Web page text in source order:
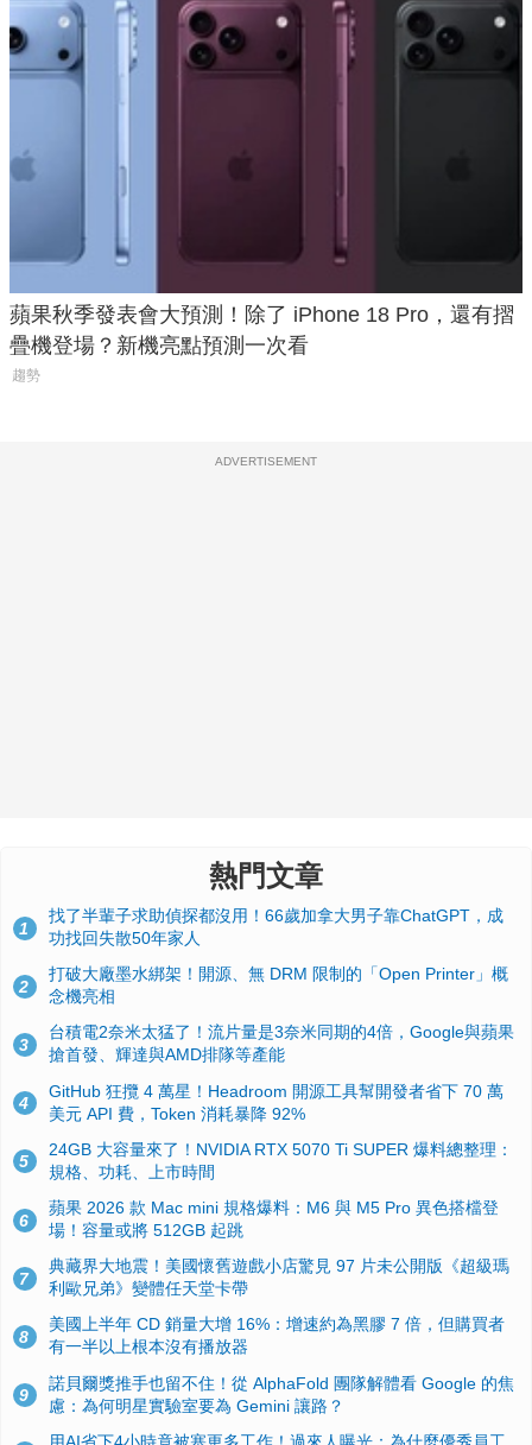
蘋果秋季發表會大預測！除了 iPhone 18 Pro，還有摺
疊機登場？新機亮點預測一次看
趨勢
ADVERTISEMENT
熱門文章
1
找了半輩子求助偵探都沒用！66歲加拿大男子靠ChatGPT，成
功找回失散50年家人
2
打破大廠墨水綁架！開源、無 DRM 限制的「Open Printer」概
念機亮相
3
台積電2奈米太猛了！流片量是3奈米同期的4倍，Google與蘋果
搶首發、輝達與AMD排隊等產能
4
GitHub 狂攬 4 萬星！Headroom 開源工具幫開發者省下 70 萬
美元 API 費，Token 消耗暴降 92%
5
24GB 大容量來了！NVIDIA RTX 5070 Ti SUPER 爆料總整理：
規格、功耗、上市時間
6
蘋果 2026 款 Mac mini 規格爆料：M6 與 M5 Pro 異色搭檔登
場！容量或將 512GB 起跳
7
典藏界大地震！美國懷舊遊戲小店驚見 97 片未公開版《超級瑪
利歐兄弟》變體任天堂卡帶
8
美國上半年 CD 銷量大增 16%：增速約為黑膠 7 倍，但購買者
有一半以上根本沒有播放器
9
諾貝爾獎推手也留不住！從 AlphaFold 團隊解體看 Google 的焦
慮：為何明星實驗室要為 Gemini 讓路？
用AI省下4小時竟被塞更多工作！過來人曝光：為什麼優秀員工